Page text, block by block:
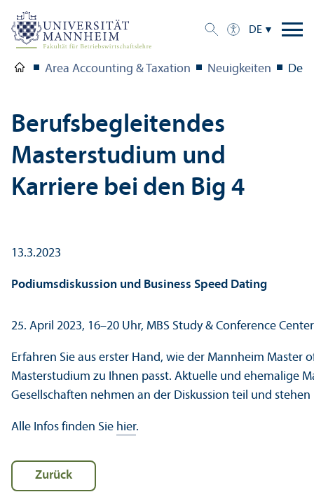
DE
Area Accounting & Taxation Neuigkeiten
Berufsbegleitendes
Master­studium und
Karriere bei den Big 4
13.3.2023
Podiumsdiskussion und Business Speed Dating
25. April 2023, 16–20 Uhr, MBS Study & Conference Center
Erfahren Sie aus erster Hand, wie der Mannheim
Master­studium zu Ihnen passt. Aktuelle und ehemalige
Gesellschaften nehmen an der Diskussion teil und
Alle Infos finden Sie hier.
Zurück